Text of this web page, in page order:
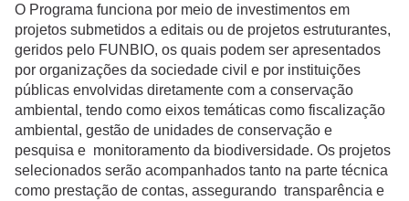
O Programa funciona por meio de investimentos em
projetos submetidos a editais ou de projetos estruturantes,
geridos pelo FUNBIO, os quais podem ser apresentados
por organizações da sociedade civil e por instituições
públicas envolvidas diretamente com a conservação
ambiental, tendo como eixos temáticas como fiscalização
ambiental, gestão de unidades de conservação e
pesquisa e monitoramento da biodiversidade. Os projetos
selecionados serão acompanhados tanto na parte técnica
como prestação de contas, assegurando transparência e